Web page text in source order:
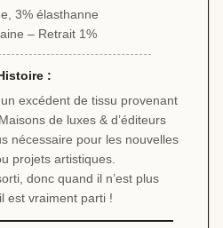
3% élasthanne
– Retrait 1%
:
excédent de tissu provenant
de luxes & d’éditeurs
nécessaire pour les nouvelles
projets artistiques.
donc quand il n’est plus
est vraiment parti !